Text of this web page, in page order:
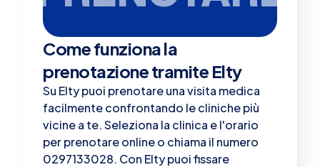
Come funziona la
prenotazione tramite Elty
Su Elty puoi prenotare una visita medica
facilmente confrontando le cliniche più
vicine a te. Seleziona la clinica e l'orario
per prenotare online o chiama il numero
0297133028. Con Elty puoi fissare